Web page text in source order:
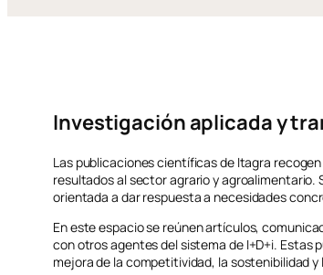
Investigación aplicada y
Las publicaciones científicas de Itagra
resultados al sector agrario y
orientada a dar respuesta a necesidades
En este espacio se reúnen artículos,
con otros agentes del sistema de I+D+i.
mejora de la competitividad, la sostenibilidad